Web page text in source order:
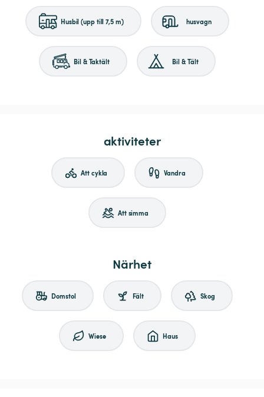
Husbil (upp till 7,5 m) husvagn
Bil & Taktält Bil & Tält
aktiviteter
Att cykla Vandra
Att simma
Närhet
Domstol Fält Skog
Wiese Haus